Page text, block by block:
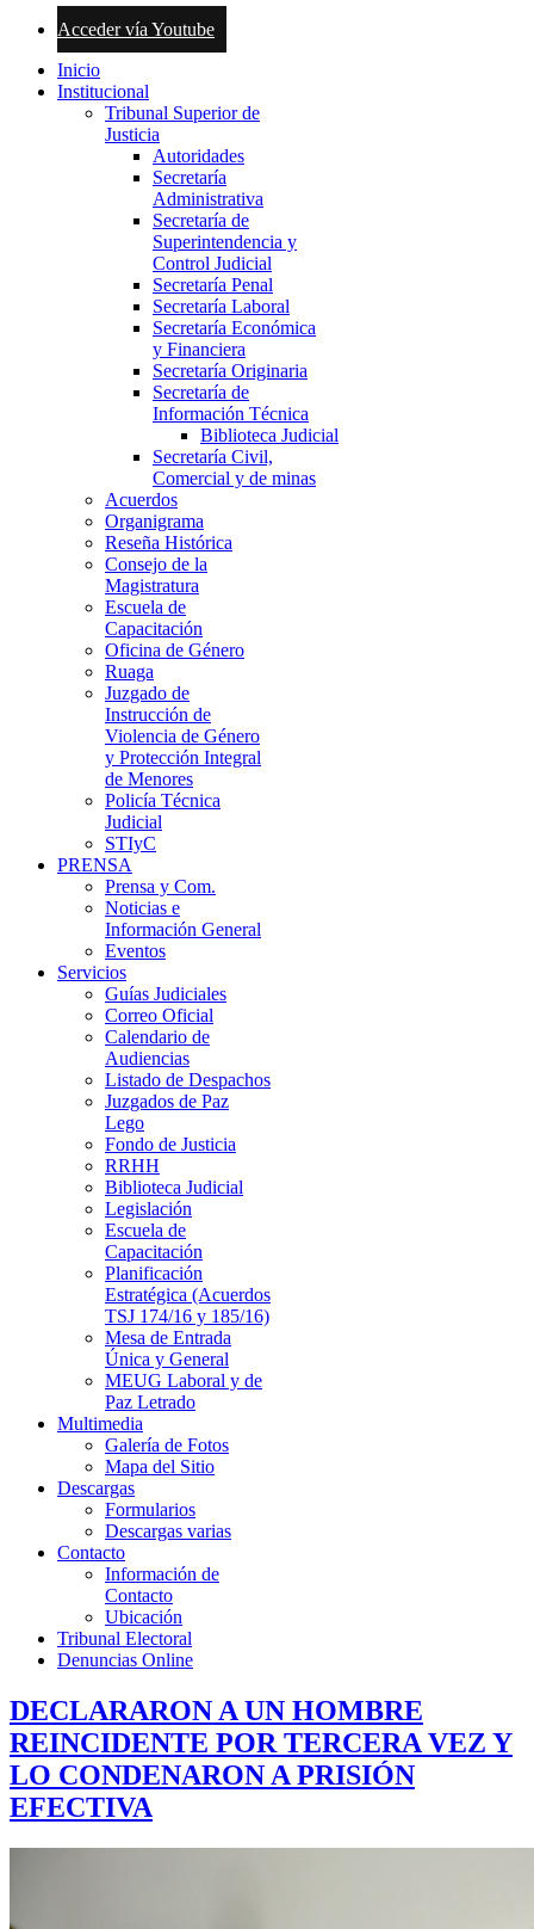
Acceder vía Youtube
Inicio
Institucional
Tribunal Superior de
Justicia
Autoridades
Secretaría
Administrativa
Secretaría de
Superintendencia y
Control Judicial
Secretaría Penal
Secretaría Laboral
Secretaría Económica
y Financiera
Secretaría Originaria
Secretaría de
Información Técnica
Biblioteca Judicial
Secretaría Civil,
Comercial y de minas
Acuerdos
Organigrama
Reseña Histórica
Consejo de la
Magistratura
Escuela de
Capacitación
Oficina de Género
Ruaga
Juzgado de
Instrucción de
Violencia de Género
y Protección Integral
de Menores
Policía Técnica
Judicial
STIyC
PRENSA
Prensa y Com.
Noticias e
Información General
Eventos
Servicios
Guías Judiciales
Correo Oficial
Calendario de
Audiencias
Listado de Despachos
Juzgados de Paz
Lego
Fondo de Justicia
RRHH
Biblioteca Judicial
Legislación
Escuela de
Capacitación
Planificación
Estratégica (Acuerdos
TSJ 174/16 y 185/16)
Mesa de Entrada
Única y General
MEUG Laboral y de
Paz Letrado
Multimedia
Galería de Fotos
Mapa del Sitio
Descargas
Formularios
Descargas varias
Contacto
Información de
Contacto
Ubicación
Tribunal Electoral
Denuncias Online
DECLARARON A UN HOMBRE
REINCIDENTE POR TERCERA VEZ Y
LO CONDENARON A PRISIÓN
EFECTIVA